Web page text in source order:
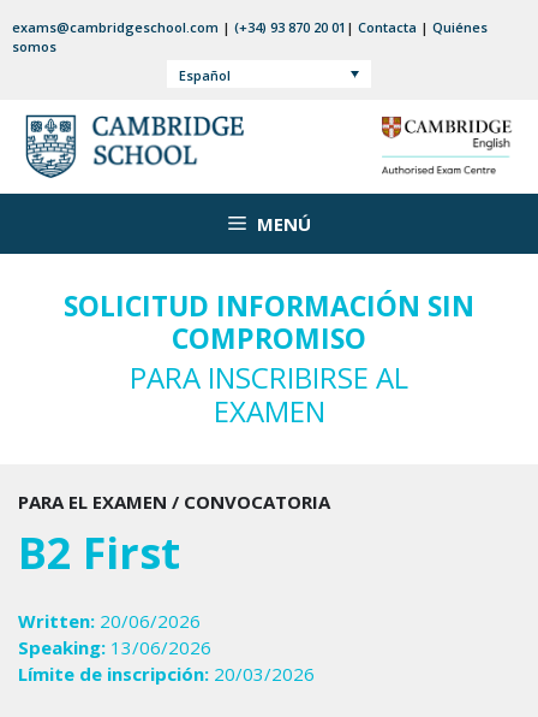
al
exams@cambridgeschool.com | (+34) 93 870 20 01 | Contacta | Quiénes
somos
Español
MENÚ
SOLICITUD INFORMACIÓN SIN
COMPROMISO
PARA INSCRIBIRSE AL
EXAMEN
PARA EL EXAMEN / CONVOCATORIA
B2 First
Written: 20/06/2026
Speaking: 13/06/2026
Límite de inscripción: 20/03/2026